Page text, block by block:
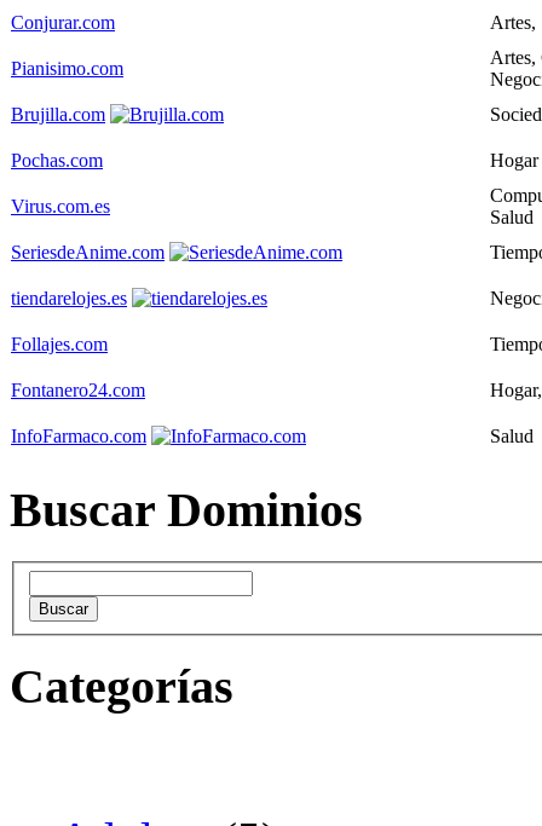
Conjurar.com Artes,
Pianisimo.com
Artes,
Brujilla.com
Pochas.com Hogar
Virus.com.es
Salud
SeriesdeAnime.com
tiendarelojes.es
Follajes.com
Fontanero24.com
InfoFarmaco.com Salud
Buscar Dominios
Categorías